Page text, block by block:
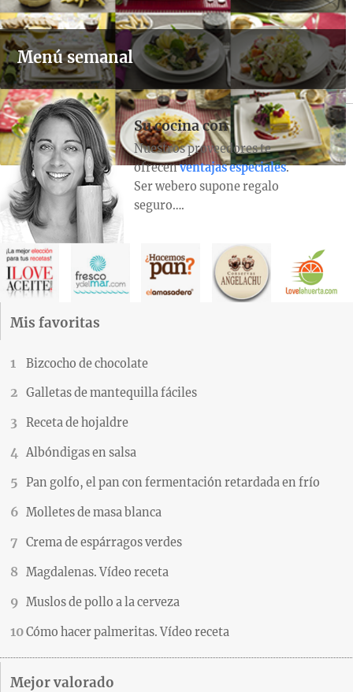
Menú semanal
Su cocina con
Nuestros proveedores te
ofrecenventajas especiales.
Ser webero supone regalo
seguro….
Mis favoritas
Bizcocho de chocolate
Galletas de mantequilla fáciles
Receta de hojaldre
Albóndigas en salsa
Pan golfo, el pan con fermentación retardada en frío
Molletes de masa blanca
Crema de espárragos verdes
Magdalenas. Vídeo receta
Muslos de pollo a la cerveza
Cómo hacer palmeritas. Vídeo receta
Mejor valorado